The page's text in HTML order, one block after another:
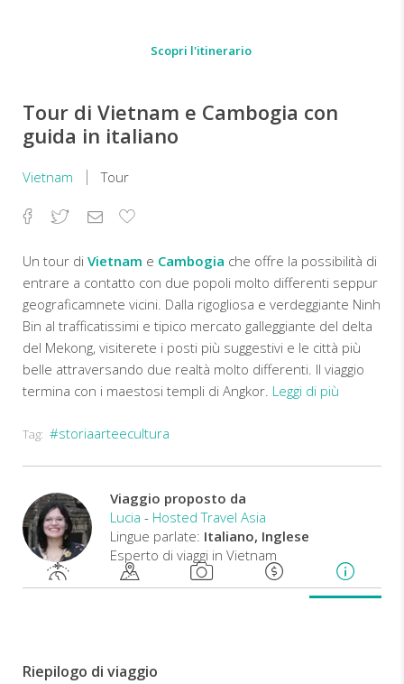
Scopri l'itinerario
Tour di Vietnam e Cambogia con
guida in italiano
Vietnam Tour
Facebook
TwitterEmailAggiungi
Un tour di Vietnam e Cambogia che offre la possibilità di
entrare a contatto con due popoli molto differenti seppur
geograficamnete vicini. Dalla rigogliosa e verdeggiante Ninh
Bin al trafficatissimi e tipico mercato galleggiante del delta
del Mekong, visiterete i posti più suggestivi e le città più
belle attraversando due realtà molto differenti. Il viaggio
termina con i maestosi templi di Angkor. Leggi di più
Partenza
da
Hanoi.
il
tour
garantito
di
Tag: #storiaarteecultura
Viaggio proposto da
Lucia - Hosted Travel Asia
Lingue parlate: Italiano, Inglese
Esperto di viaggi in Vietnam
Riepilogo di viaggio